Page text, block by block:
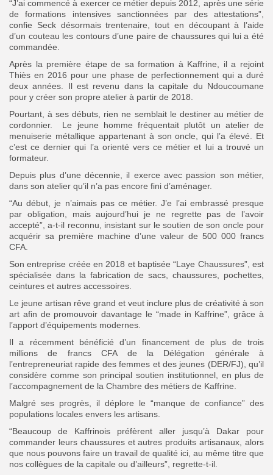
“J’ai commencé à exercer ce métier depuis 2012, après une série
de formations intensives sanctionnées par des attestations”,
confie Seck désormais trentenaire, tout en découpant à l’aide
d’un couteau les contours d’une paire de chaussures qui lui a été
commandée.
Après la première étape de sa formation à Kaffrine, il a rejoint
Thiès en 2016 pour une phase de perfectionnement qui a duré
deux années. Il est revenu dans la capitale du Ndoucoumane
pour y créer son propre atelier à partir de 2018.
Pourtant, à ses débuts, rien ne semblait le destiner au métier de
cordonnier. Le jeune homme fréquentait plutôt un atelier de
menuiserie métallique appartenant à son oncle, qui l’a élevé. Et
c’est ce dernier qui l’a orienté vers ce métier et lui a trouvé un
formateur.
Depuis plus d’une décennie, il exerce avec passion son métier,
dans son atelier qu’il n’a pas encore fini d’aménager.
“Au début, je n’aimais pas ce métier. J’e l’ai embrassé presque
par obligation, mais aujourd’hui je ne regrette pas de l’avoir
accepté”, a-t-il reconnu, insistant sur le soutien de son oncle pour
acquérir sa première machine d’une valeur de 500 000 francs
CFA.
Son entreprise créée en 2018 et baptisée “Laye Chaussures”, est
spécialisée dans la fabrication de sacs, chaussures, pochettes,
ceintures et autres accessoires.
Le jeune artisan rêve grand et veut inclure plus de créativité à son
art afin de promouvoir davantage le “made in Kaffrine”, grâce à
l’apport d’équipements modernes.
Il a récemment bénéficié d’un financement de plus de trois
millions de francs CFA de la Délégation générale à
l’entrepreneuriat rapide des femmes et des jeunes (DER/FJ), qu’il
considère comme son principal soutien institutionnel, en plus de
l’accompagnement de la Chambre des métiers de Kaffrine.
Malgré ses progrès, il déplore le “manque de confiance” des
populations locales envers les artisans.
“Beaucoup de Kaffrinois préfèrent aller jusqu’à Dakar pour
commander leurs chaussures et autres produits artisanaux, alors
que nous pouvons faire un travail de qualité ici, au même titre que
nos collègues de la capitale ou d’ailleurs”, regrette-t-il.